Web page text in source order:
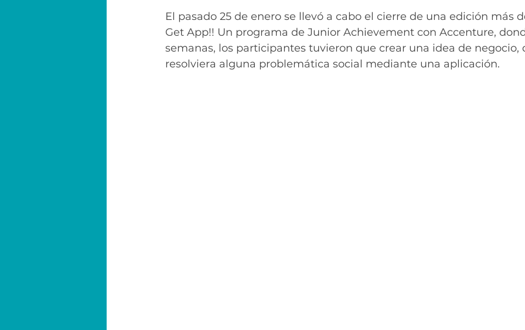
Emprendedores y Empresarios de Comunicados Finanzas
El pasado 25 de enero se llevó a cabo el cierre de una edición más
Get App!! Un programa de Junior Achievement con Accenture,
semanas, los participantes tuvieron que crear una idea de negocio,
resolviera alguna problemática social mediante una aplicación.